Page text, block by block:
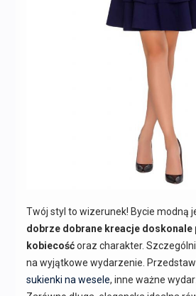
Twój styl to wizerunek! Bycie modną
dobrze dobrane kreacje doskonale
kobiecośćoraz charakter.
na wyjątkowe wydarzenie.
sukienki na wesele, inne ważne